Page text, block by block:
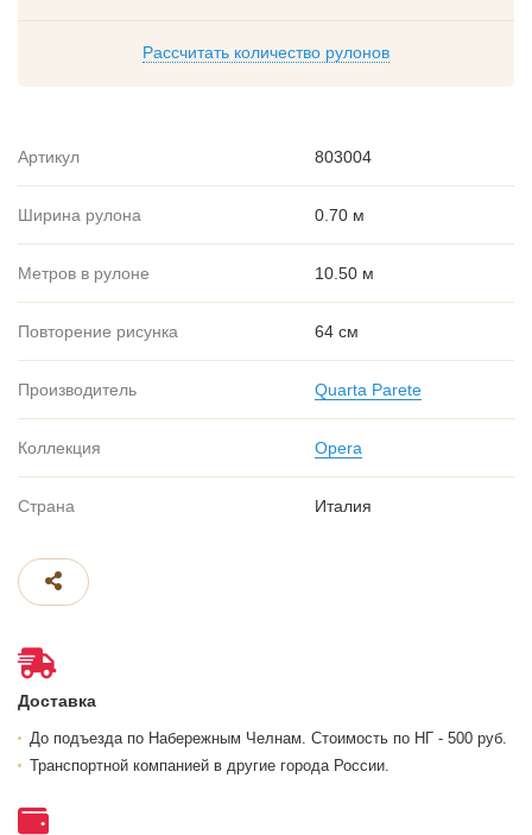
Рассчитать количество рулонов
Артикул 803004
Ширина рулона 0.70 м
Метров в рулоне 10.50 м
Повторение рисунка 64 см
Производитель Quarta Parete
Коллекция Opera
Страна Италия
Доставка
До подъезда по Набережным Челнам. Стоимость по НГ - 500 руб.
Транспортной компанией в другие города России.